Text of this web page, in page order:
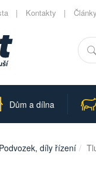
Kontakty Články
Dům a dílna
Podvozek, díly řízení